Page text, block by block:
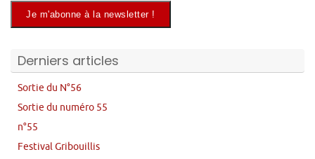
Derniers articles
Sortie du N°56
Sortie du numéro 55
n°55
Festival Gribouillis